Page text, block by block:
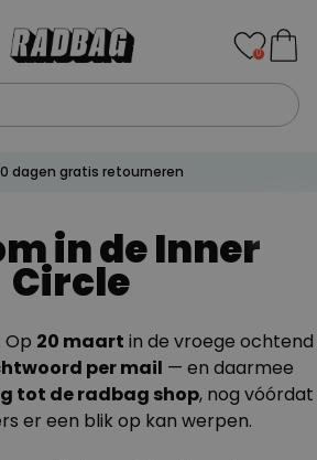
Meer dan
2.000keer
gekocht
Glas met Naam
0
dagen gratis retourneren
in de Inner
Circle
Op 20 maart in de vroege ochtend
per mail — en daarmee
tot de radbag shop, nog vóórdat
er een blik op kan werpen.